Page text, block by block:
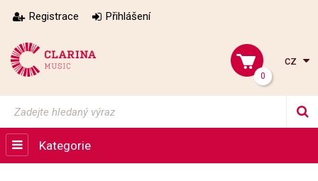
Registrace Přihlášení
0
cz
Kategorie